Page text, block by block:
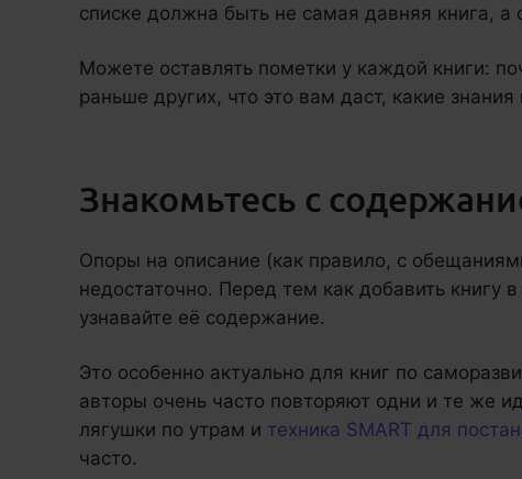
списке должна быть не самая давняя книга, а
Можете оставлять пометки у каждой книги:
раньше других, что это вам даст, какие знания
Знакомьтесь с
Опоры на описание (как правило, с
недостаточно. Перед тем как добавить книгу
узнавайте её содержание.
Это особенно актуально для книг по
авторы очень часто повторяют одни и те же
лягушки по утрам и техника SMART для
часто.